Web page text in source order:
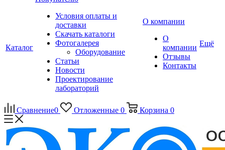
Каталог
Условия оплаты и
доставки
Скачать каталоги
Фотогалерея
Оборудование
Статьи
Новости
Проектирование
лабораторий
О компании
О
компании
Отзывы
Контакты
Ещё
Сравнение0 Отложенные 0 Корзина 0